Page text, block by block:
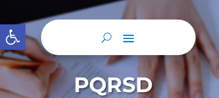
Abrir barra de herramientas
PQRSD